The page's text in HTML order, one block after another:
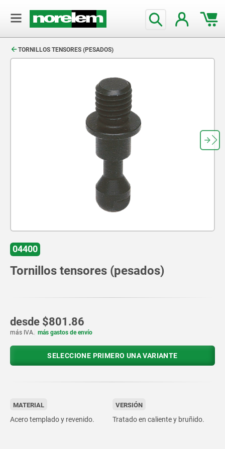
TORNILLOS TENSORES (PESADOS)
04400
Tornillos tensores (pesados)
desde $801.86
más IVA. más gastos de envío
SELECCIONE PRIMERO UNA VARIANTE
MATERIAL
Acero templado y revenido.
VERSIÓN
Tratado en caliente y bruñido.